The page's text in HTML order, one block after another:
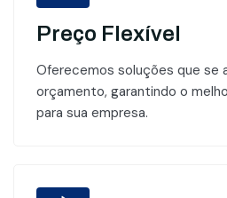
Preço Flexível
Oferecemos soluções que se
orçamento, garantindo o
para sua empresa.